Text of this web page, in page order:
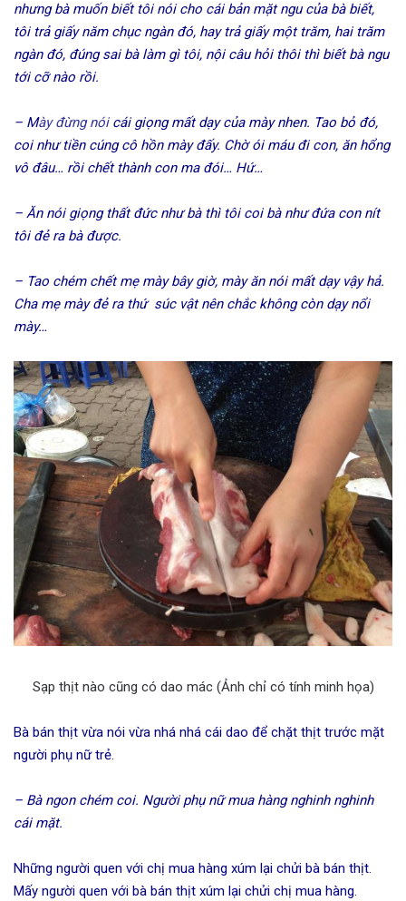
nhưng bà muốn biết tôi nói cho cái bản mặt ngu của bà biết,
tôi trả giấy năm chục ngàn đó, hay trả giấy một trăm, hai trăm
ngàn đó, đúng sai bà làm gì tôi, nội câu hỏi thôi thì biết bà ngu
tới cỡ nào rồi.
– Màyđừngnóicái giọng mất dạy của mày nhen. Tao bỏ đó,
coi như tiền cúng cô hồn mày đấy. Chờ ói máu đi con, ăn hổng
vô đâu… rồi chết thành con ma đói… Hứ…
– Ăn nói giọng thất đức như bà thì tôi coi bà như đứa con nít
tôi đẻ ra bà được.
– Tao chém chết mẹ mày bây giờ, mày ăn nói mất dạy vậy hả.
Cha mẹ mày đẻ ra thứ súc vật nên chắc không còn dạy nổi
mày…
Sạp thịt nào cũng có dao mác (Ảnh chỉ có tính minh họa)
Bà bán thịt vừa nói vừa nhá nhá cái dao để chặt thịt trước mặt
người phụ nữ trẻ.
– Bà ngon chém coi. Người phụ nữ mua hàng nghinh nghinh
cái mặt.
Những người quen với chị mua hàng xúm lại chửi bà bán thịt.
Mấy người quen với bà bán thịt xúm lại chửi chị mua hàng.